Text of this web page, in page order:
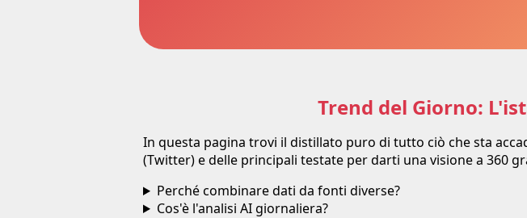
Trend del Giorno:
In questa pagina trovi il distillato puro di tutto ciò che sta
(Twitter) e delle principali testate per darti una visione a 360
Perché combinare dati da fonti diverse?
Cos'è l'analisi AI giornaliera?